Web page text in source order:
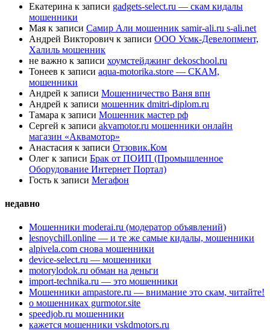
Екатерина к записи gadgets-select.ru — скам кидалы
мошенники
Мая к записи Самир Али мошенник samir-ali.ru s-ali.net
Андрей Викторович к записи ООО Усмк-Девелопмент,
Халиль мошенник
не важно к записи хоумстейджинг dekoschool.ru
Тонеев к записи aqua-motorika.store — СКАМ,
мошенники
Андрей к записи Мошенничество Ваня впн
Андрей к записи мошенник dmitri-diplom.ru
Тамара к записи Мошенник мастер рф
Сергей к записи akvamotor.ru мошенники онлайн
магазин «Аквамотор»
Анастасия к записи Отзовик.Ком
Олег к записи Брак от ПОИП (Промышленное
Оборудование Интернет Портал)
Гость к записи Мегафон
недавно
Мошенники moderai.ru (модератор объявлений)
lesnoychill.online — и те же самые кидалы, мошенники
alpivela.com снова мошенники
device-select.ru — мошенники
motorylodok.ru обман на деньги
import-technika.ru — это мошенники
Мошенники ampastore.ru — внимание это скам, читайте!
о мошенниках gurmotor.site
speedjob.ru мошенники
кажется мошенники vskdmotors.ru